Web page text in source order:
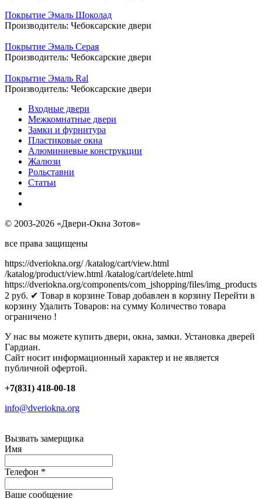
Покрытие Эмаль Шоколад
Производитель: Чебоксарские двери
Покрытие Эмаль Серая
Производитель: Чебоксарские двери
Покрытие Эмаль Ral
Производитель: Чебоксарские двери
Входные двери
Межкомнатные двери
Замки и фурнитура
Пластиковые окна
Алюминиевые конструкции
Жалюзи
Рольставни
Статьи
© 2003-2026 «Двери-Окна Зотов»
все права защищены
https://dveriokna.org/ /katalog/cart/view.html
/katalog/product/view.html /katalog/cart/delete.html
https://dveriokna.org/components/com_jshopping/files/img_products
2 руб. ✔ Товар в корзине Товар добавлен в корзину Перейти в
корзину Удалить Товаров: на сумму Количество товара
ограничено !
У нас вы можете купить двери, окна, замки. Установка дверей
Гардиан.
Сайт носит информационный характер и не является
публичной офертой.
+7(831) 418-00-18
info@dveriokna.org
Вызвать замерщика
Имя
Телефон *
Ваше сообщение